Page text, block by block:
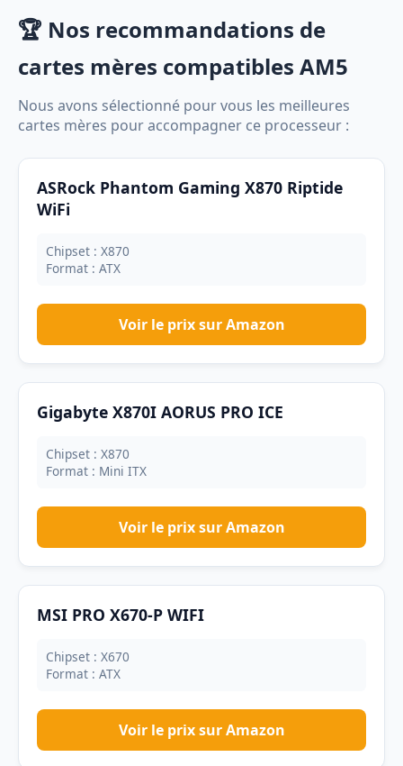
🏆 Nos recommandations de
cartes mères compatibles AM5
Nous avons sélectionné pour vous les meilleures
cartes mères pour accompagner ce processeur :
ASRock Phantom Gaming X870 Riptide
WiFi
Chipset : X870
Format : ATX
Voir le prix sur Amazon
Gigabyte X870I AORUS PRO ICE
Chipset : X870
Format : Mini ITX
Voir le prix sur Amazon
MSI PRO X670-P WIFI
Chipset : X670
Format : ATX
Voir le prix sur Amazon